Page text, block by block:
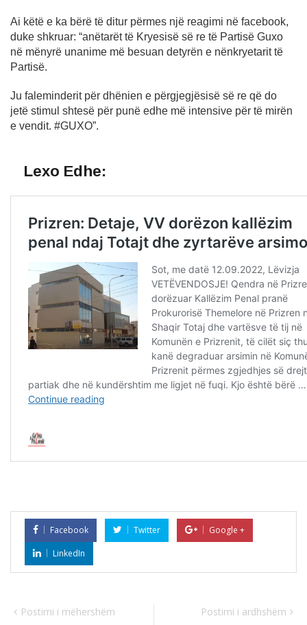
Ai këtë e ka bërë të ditur përmes një reagimi në facebook,
duke shkruar: “anëtarët të Kryesisë së re të Partisë Guxo
në mënyrë unanime më besuan detyrën e nënkryetarit të
Partisë.
Ju faleminderit për dhënien e përgjegjësisë së re që do
jetë stimul shtesë për punë edhe më intensive për të mirën
e vendit. #GUXO”.
Lexo Edhe:
Facebook Twitter
Google +
LinkedIn
Postimi i mëhershëm Postimi i ardhshëm